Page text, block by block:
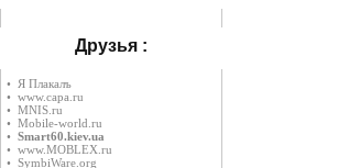
Друзья :
• Я Плакалъ
• www.capa.ru
• MNIS.ru
• Mobile-world.ru
• Smart60.kiev.ua
• www.MOBLEX.ru
• SymbiWare.org